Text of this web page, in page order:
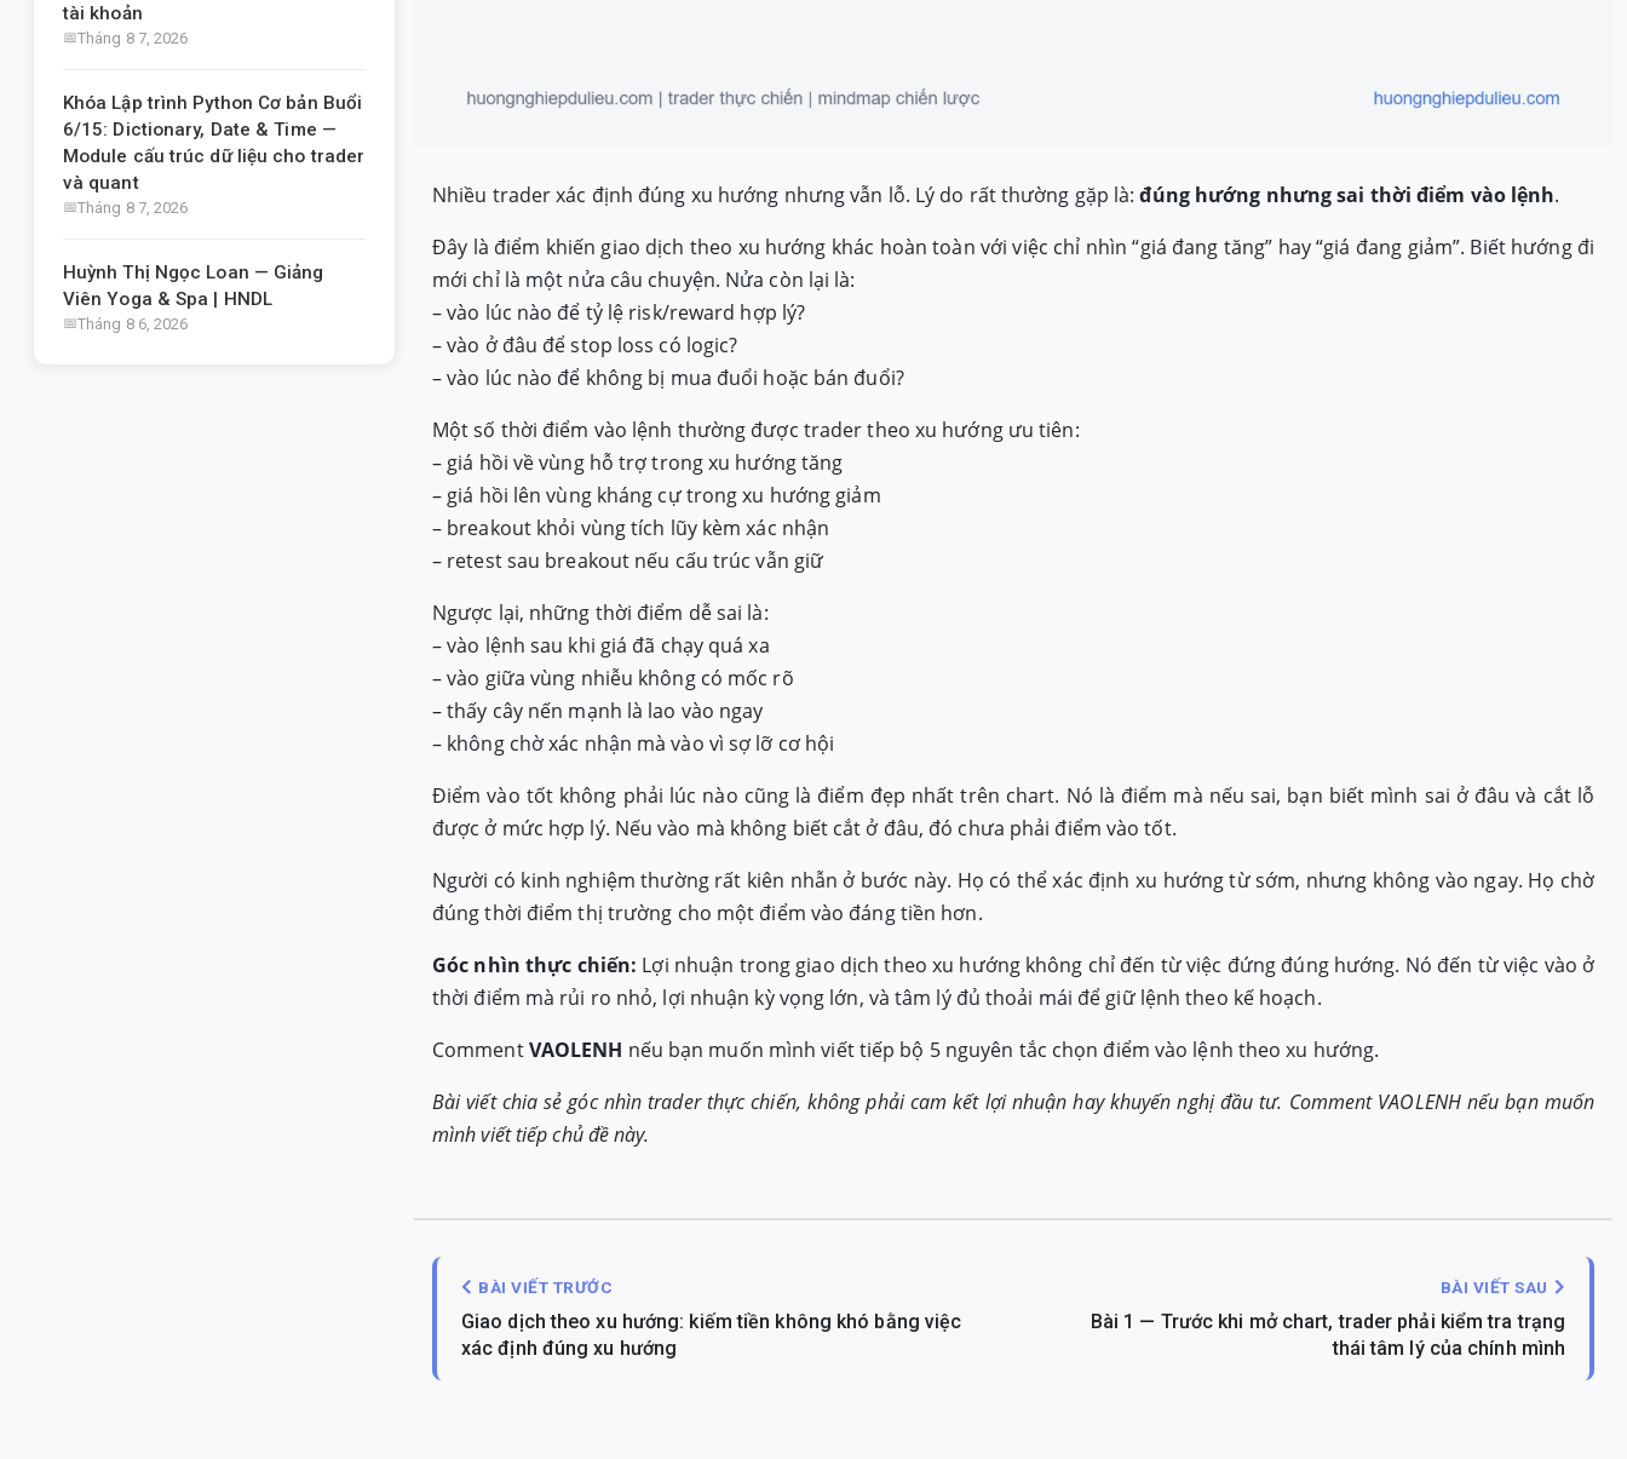
tài khoản
Tháng 8 7, 2026
Khóa Lập trình Python Cơ bản Buổi
6/15: Dictionary, Date & Time —
Module cấu trúc dữ liệu cho trader
và quant
Tháng 8 7, 2026
Huỳnh Thị Ngọc Loan — Giảng
Viên Yoga & Spa | HNDL
Tháng 8 6, 2026
Nhiều trader xác định đúng xu hướng nhưng vẫn lỗ. Lý do rất thường gặp là:đúng hướng nhưng sai thời điểm vào lệnh.
Đây là điểm khiến giao dịch theo xu hướng khác hoàn toàn với việc chỉ nhìn “giá đang tăng” hay “giá đang giảm”. Biết hướng đi
mới chỉ là một nửa câu chuyện. Nửa còn lại là:
– vào lúc nào để tỷ lệ risk/reward hợp lý?
– vào ở đâu để stop loss có logic?
– vào lúc nào để không bị mua đuổi hoặc bán đuổi?
Một số thời điểm vào lệnh thường được trader theo xu hướng ưu tiên:
– giá hồi về vùng hỗ trợ trong xu hướng tăng
– giá hồi lên vùng kháng cự trong xu hướng giảm
– breakout khỏi vùng tích lũy kèm xác nhận
– retest sau breakout nếu cấu trúc vẫn giữ
Ngược lại, những thời điểm dễ sai là:
– vào lệnh sau khi giá đã chạy quá xa
– vào giữa vùng nhiễu không có mốc rõ
– thấy cây nến mạnh là lao vào ngay
– không chờ xác nhận mà vào vì sợ lỡ cơ hội
Điểm vào tốt không phải lúc nào cũng là điểm đẹp nhất trên chart. Nó là điểm mà nếu sai, bạn biết mình sai ở đâu và cắt lỗ
được ở mức hợp lý. Nếu vào mà không biết cắt ở đâu, đó chưa phải điểm vào tốt.
Người có kinh nghiệm thường rất kiên nhẫn ở bước này. Họ có thể xác định xu hướng từ sớm, nhưng không vào ngay. Họ chờ
đúng thời điểm thị trường cho một điểm vào đáng tiền hơn.
Góc nhìn thực chiến: Lợi nhuận trong giao dịch theo xu hướng không chỉ đến từ việc đứng đúng hướng. Nó đến từ việc vào ở
thời điểm mà rủi ro nhỏ, lợi nhuận kỳ vọng lớn, và tâm lý đủ thoải mái để giữ lệnh theo kế hoạch.
CommentVAOLENH nếu bạn muốn mình viết tiếp bộ 5 nguyên tắc chọn điểm vào lệnh theo xu hướng.
Bài viết chia sẻ góc nhìn trader thực chiến, không phải cam kết lợi nhuận hay khuyến nghị đầu tư. Comment VAOLENHnếu bạn muốn
mình viết tiếp chủ đề này.
BÀI VIẾT TRƯỚC
Giao dịch theo xu hướng: kiếm tiền không khó bằng việc
xác định đúng xu hướng
BÀI VIẾT SAU
Bài 1 — Trước khi mở chart, trader phải kiểm tra trạng
thái tâm lý của chính mình